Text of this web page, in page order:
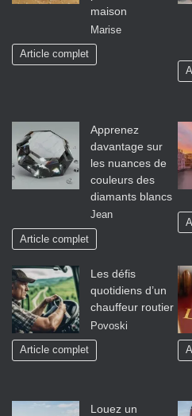
maison
Marise
Article complet
Apprenez
davantage sur
les nuances de
couleurs des
diamants blancs
Jean
Article complet
Les défis
quotidiens d’un
chauffeur routier
Povoski
Article complet
Louez un